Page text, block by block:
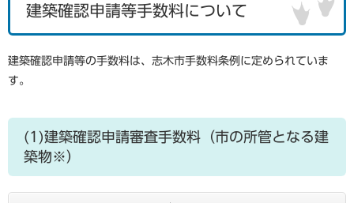
建築確認申請等手数料について
建築確認申請等の手数料は、志木市手数料条例に定められていま
す。
(1)建築確認申請審査手数料（市の所管となる建
築物※）